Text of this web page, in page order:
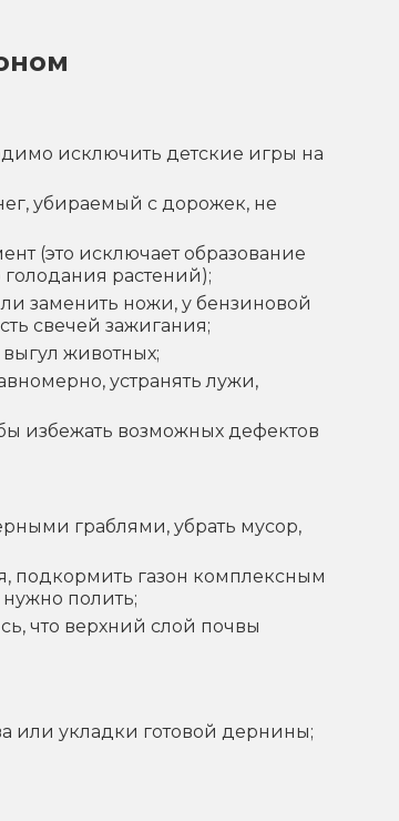
исключить детские игры на
убираемый с дорожек, не
(это исключает образование
голодания растений);
заменить ножи, у бензиновой
свечей зажигания;
выгул животных;
устранять лужи,
избежать возможных дефектов
граблями, убрать мусор,
подкормить газон комплексным
полить;
что верхний слой почвы
или укладки готовой дернины;